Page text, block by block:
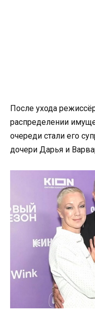
После ухода
распределении
очереди стали его
дочери Дарья и